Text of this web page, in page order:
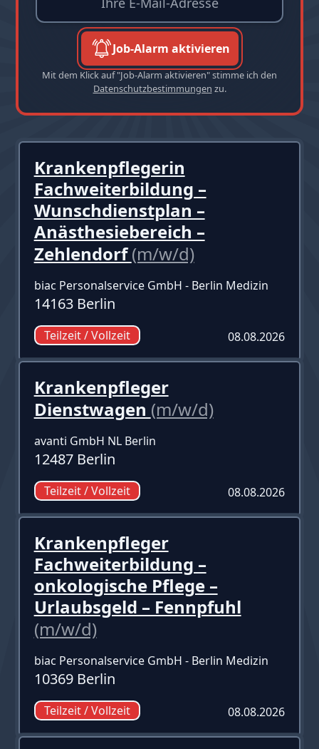
Job-Alarm aktivieren
Mit dem Klick auf "Job-Alarm aktivieren" stimme ich den
Datenschutzbestimmungen zu.
Krankenpflegerin
Fachweiterbildung –
Wunschdienstplan –
Anästhesiebereich –
Zehlendorf(m/w/d)
biac Personalservice GmbH - Berlin Medizin
14163 Berlin
Teilzeit / Vollzeit 08.08.2026
Krankenpfleger
Dienstwagen (m/w/d)
avanti GmbH NL Berlin
12487 Berlin
Teilzeit / Vollzeit 08.08.2026
Krankenpfleger
Fachweiterbildung –
onkologische Pflege –
Urlaubsgeld – Fennpfuhl
(m/w/d)
biac Personalservice GmbH - Berlin Medizin
10369 Berlin
Teilzeit / Vollzeit 08.08.2026